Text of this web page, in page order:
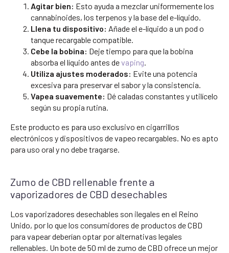
Agitar bien: Esto ayuda a mezclar uniformemente los
cannabinoides, los terpenos y la base del e-líquido.
Llena tu dispositivo: Añade el e-líquido a un pod o
tanque recargable compatible.
Cebe la bobina: Deje tiempo para que la bobina
absorba el líquido antes devaping
Utiliza ajustes moderados: Evite una potencia
excesiva para preservar el sabor y la consistencia.
Vapea suavemente: Dé caladas constantes y utilícelo
según su propia rutina.
Este producto es para uso exclusivo en cigarrillos
electrónicos y dispositivos de vapeo recargables. No es apto
para uso oral y no debe tragarse.
Zumo de CBD rellenable frente a
vaporizadores de CBD desechables
Los vaporizadores desechables son ilegales en el Reino
Unido, por lo que los consumidores de productos de CBD
para vapear deberían optar por alternativas legales
rellenables. Un bote de 50 ml de zumo de CBD ofrece un mejor